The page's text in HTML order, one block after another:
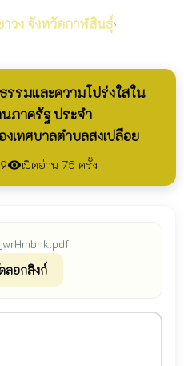
าวง จังหวัดกาฬสินธุ์›
รมและความโปร่งใสใน
ภาครัฐ ประจำ
เทศบาลตำบลสงเปลือย
visibilityเปิดอ่าน 75 ครั้ง
ลอกลิงก์